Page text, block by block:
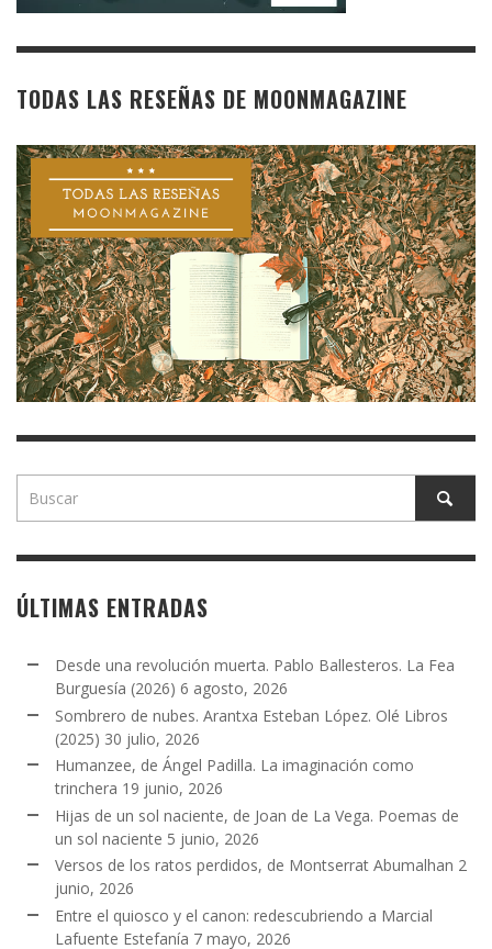
TODAS LAS RESEÑAS DE MOONMAGAZINE
ÚLTIMAS ENTRADAS
Desde una revolución muerta. Pablo Ballesteros. La Fea
Burguesía (2026) 6 agosto, 2026
Sombrero de nubes. Arantxa Esteban López. Olé Libros
(2025) 30 julio, 2026
Humanzee, de Ángel Padilla. La imaginación como
trinchera 19 junio, 2026
Hijas de un sol naciente, de Joan de La Vega. Poemas de
un sol naciente 5 junio, 2026
Versos de los ratos perdidos, de Montserrat Abumalhan 2
junio, 2026
Entre el quiosco y el canon: redescubriendo a Marcial
Lafuente Estefanía 7 mayo, 2026